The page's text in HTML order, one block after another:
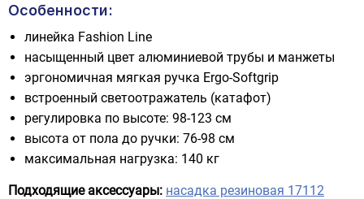
Особенности:
линейка Fashion Line
насыщенный цвет алюминиевой трубы и манжеты
эргономичная мягкая ручка Ergo-Softgrip
встроенный светоотражатель (катафот)
регулировка по высоте: 98-123 см
высота от пола до ручки: 76-98 см
максимальная нагрузка: 140 кг
Подходящие аксессуары: насадка резиновая 17112